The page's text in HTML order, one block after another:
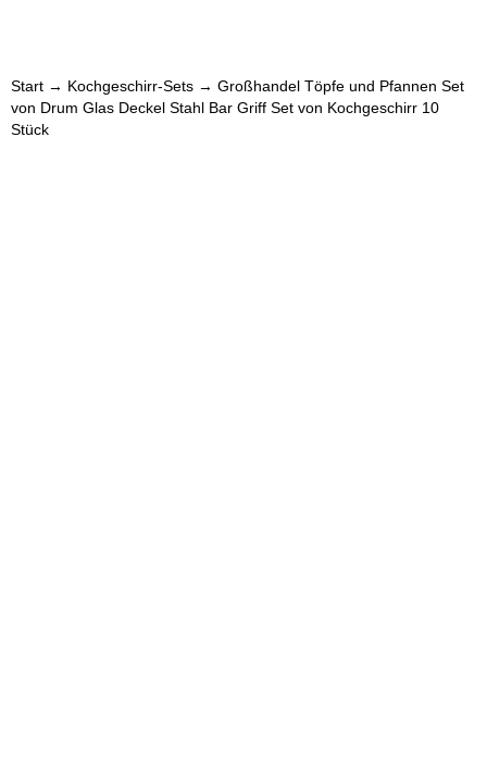
Start → Kochgeschirr-Sets → Großhandel Töpfe und Pfannen Set
von Drum Glas Deckel Stahl Bar Griff Set von Kochgeschirr 10
Stück